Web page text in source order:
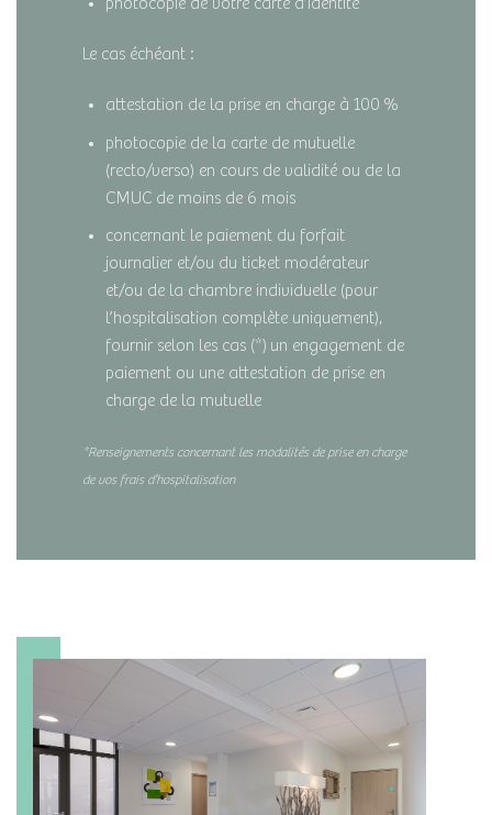
photocopie de votre carte d’identité
Le cas échéant :
attestation de la prise en charge à 100 %
photocopie de la carte de mutuelle
(recto/verso) en cours de validité ou de la
CMUC de moins de 6 mois
concernant le paiement du forfait
journalier et/ou du ticket modérateur
et/ou de la chambre individuelle (pour
l’hospitalisation complète uniquement),
fournir selon les cas (*) un engagement de
paiement ou une attestation de prise en
charge de la mutuelle
*Renseignements concernant les modalités de prise en charge
de vos frais d’hospitalisation